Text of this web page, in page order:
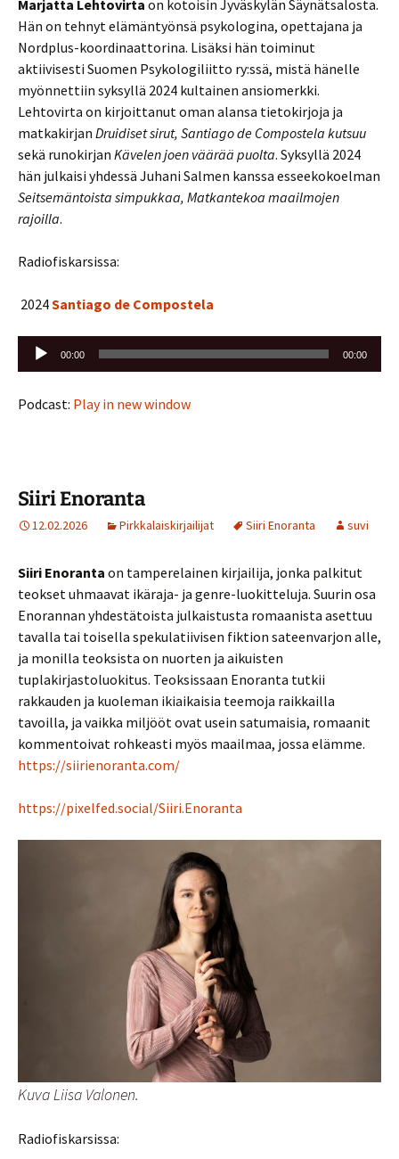
Marjatta Lehtovirta on kotoisin Jyväskylän Säynätsalosta.
Hän on tehnyt elämäntyönsä psykologina, opettajana ja
Nordplus-koordinaattorina. Lisäksi hän toiminut
aktiivisesti Suomen Psykologiliitto ry:ssä, mistä hänelle
myönnettiin syksyllä 2024 kultainen ansiomerkki.
Lehtovirta on kirjoittanut oman alansa tietokirjoja ja
matkakirjan Druidiset sirut, Santiago de Compostela kutsuu
sekä runokirjan Kävelen joen väärää puolta. Syksyllä 2024
hän julkaisi yhdessä Juhani Salmen kanssa esseekokoelman
Seitsemäntoista simpukkaa, Matkantekoa maailmojen
rajoilla.
Radiofiskarsissa:
2024Santiago de Compostela
Äänitoistin
00:00 00:00
Podcast: Play in new window
Siiri Enoranta
12.02.2026 Pirkkalaiskirjailijat Siiri Enoranta suvi
Siiri Enoranta on tamperelainen kirjailija, jonka palkitut
teokset uhmaavat ikäraja- ja genre-luokitteluja. Suurin osa
Enorannan yhdestätoista julkaistusta romaanista asettuu
tavalla tai toisella spekulatiivisen fiktion sateenvarjon alle,
ja monilla teoksista on nuorten ja aikuisten
tuplakirjastoluokitus. Teoksissaan Enoranta tutkii
rakkauden ja kuoleman ikiaikaisia teemoja raikkailla
tavoilla, ja vaikka miljööt ovat usein satumaisia, romaanit
kommentoivat rohkeasti myös maailmaa, jossa elämme.
https://siirienoranta.com/
https://pixelfed.social/Siiri.Enoranta
Kuva Liisa Valonen.
Radiofiskarsissa: